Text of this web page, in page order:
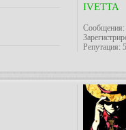
IVETTA
Сообщения:
Репутация: